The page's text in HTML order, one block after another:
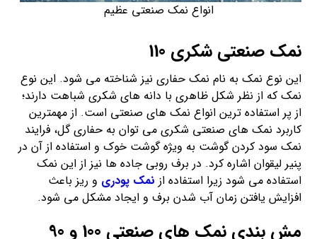
انواع نمک صنعتی عظیم
نمک صنعتی شکری 110
این نوع نمک به نام نمک حفاری نیز شناخته می شود. این نوع
نمک که از نظر شکل ظاهری با دانه های شکری شباهت دارند؛
از پر استفاده ترین انواع نمک های صنعتی است. از مهمترین
کاربرد نمک های صنعتی شکری می توان به حفاری گل، فرایند
نمک سود کردن گوشت به ویژه گوشت خوک و استفاده از آن در
پنیر لیقوان اشاره کرد. در برف روبی جاده ها نیز از این نمک
استفاده می شود زیرا استفاده از نمک پودری و ریز باعث
افزایش یافتن زمان آب شدن برف و ایجاد مشکل می شود.
مش بندی نمک های صنعتی 100 و 90